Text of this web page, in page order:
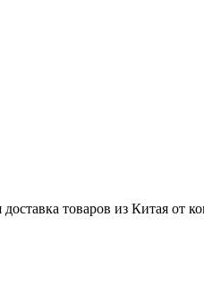
товаров из Китая от